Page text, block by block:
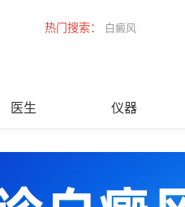
热门搜索： 白癜风
医生 仪器